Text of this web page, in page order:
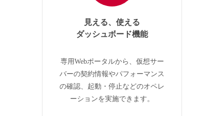
見える、使える
ダッシュボード機能
専用Webポータルから、仮想サー
バーの契約情報やパフォーマンス
の確認、起動・停止などのオペレ
ーションを実施できます。